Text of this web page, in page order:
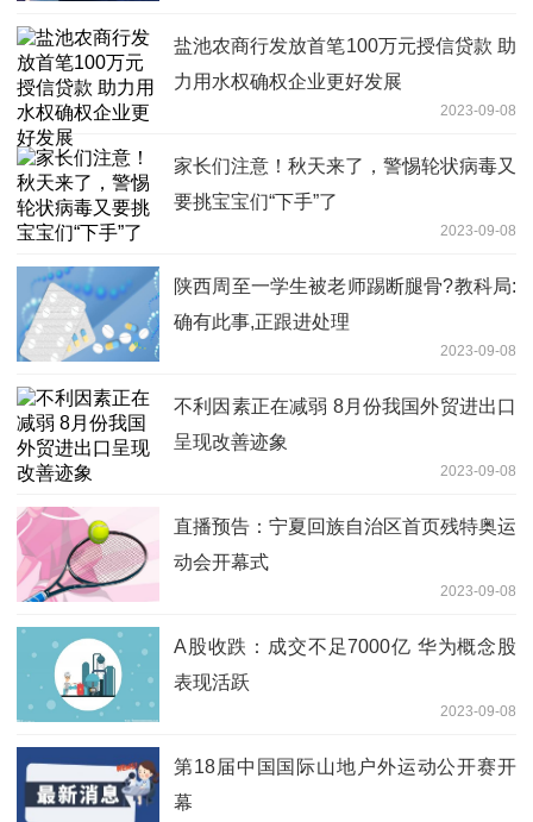
盐池农商行发放首笔100万元授信贷款 助
力用水权确权企业更好发展
2023-09-08
家长们注意！秋天来了，警惕轮状病毒又
要挑宝宝们“下手”了
2023-09-08
陕西周至一学生被老师踢断腿骨?教科局:
确有此事,正跟进处理
2023-09-08
不利因素正在减弱 8月份我国外贸进出口
呈现改善迹象
2023-09-08
直播预告：宁夏回族自治区首页残特奥运
动会开幕式
2023-09-08
A股收跌：成交不足7000亿 华为概念股
表现活跃
2023-09-08
第18届中国国际山地户外运动公开赛开
幕